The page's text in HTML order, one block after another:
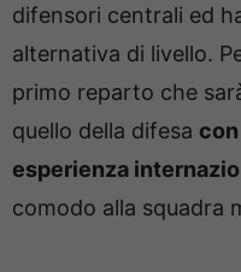
difensori centrali ed
alternativa di livello.
primo reparto che
quello della difesa
esperienza
comodo alla squadra